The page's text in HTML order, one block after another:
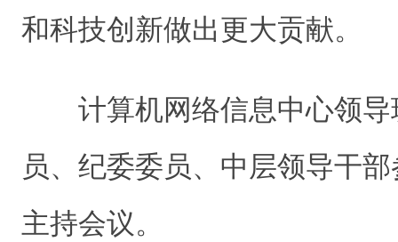
和科技创新做出更大贡献。
计算机网络信息中心领
员、纪委委员、中层领导干
主持会议。